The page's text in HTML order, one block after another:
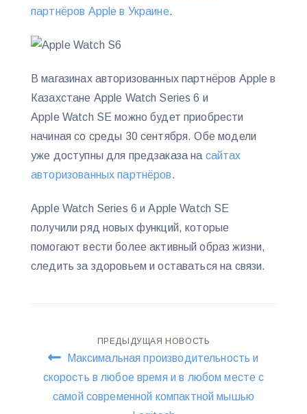
партнёров Apple в Украине.
В магазинах авторизованных партнёров Apple в
Казахстане Apple Watch Series 6 и
Apple Watch SE можно будет приобрести
начиная со среды 30 сентября. Обе модели
уже доступны для предзаказа на сайтах
авторизованных партнёров.
Apple Watch Series 6 и Apple Watch SE
получили ряд новых функций, которые
помогают вести более активный образ жизни,
следить за здоровьем и оставаться на связи.
Навигация
по
ПРЕДЫДУЩАЯ НОВОСТЬ
Максимальная производительность и
скорость в любое время и в любом месте с
самой современной компактной мышью